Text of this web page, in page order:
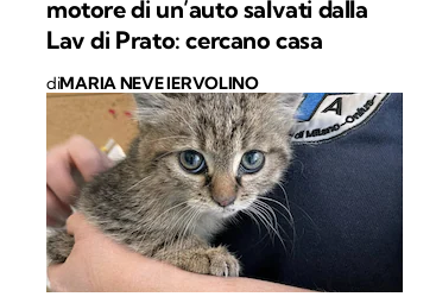
motore di un’auto salvati dalla
Lav di Prato: cercano casa
diMARIA NEVE IERVOLINO